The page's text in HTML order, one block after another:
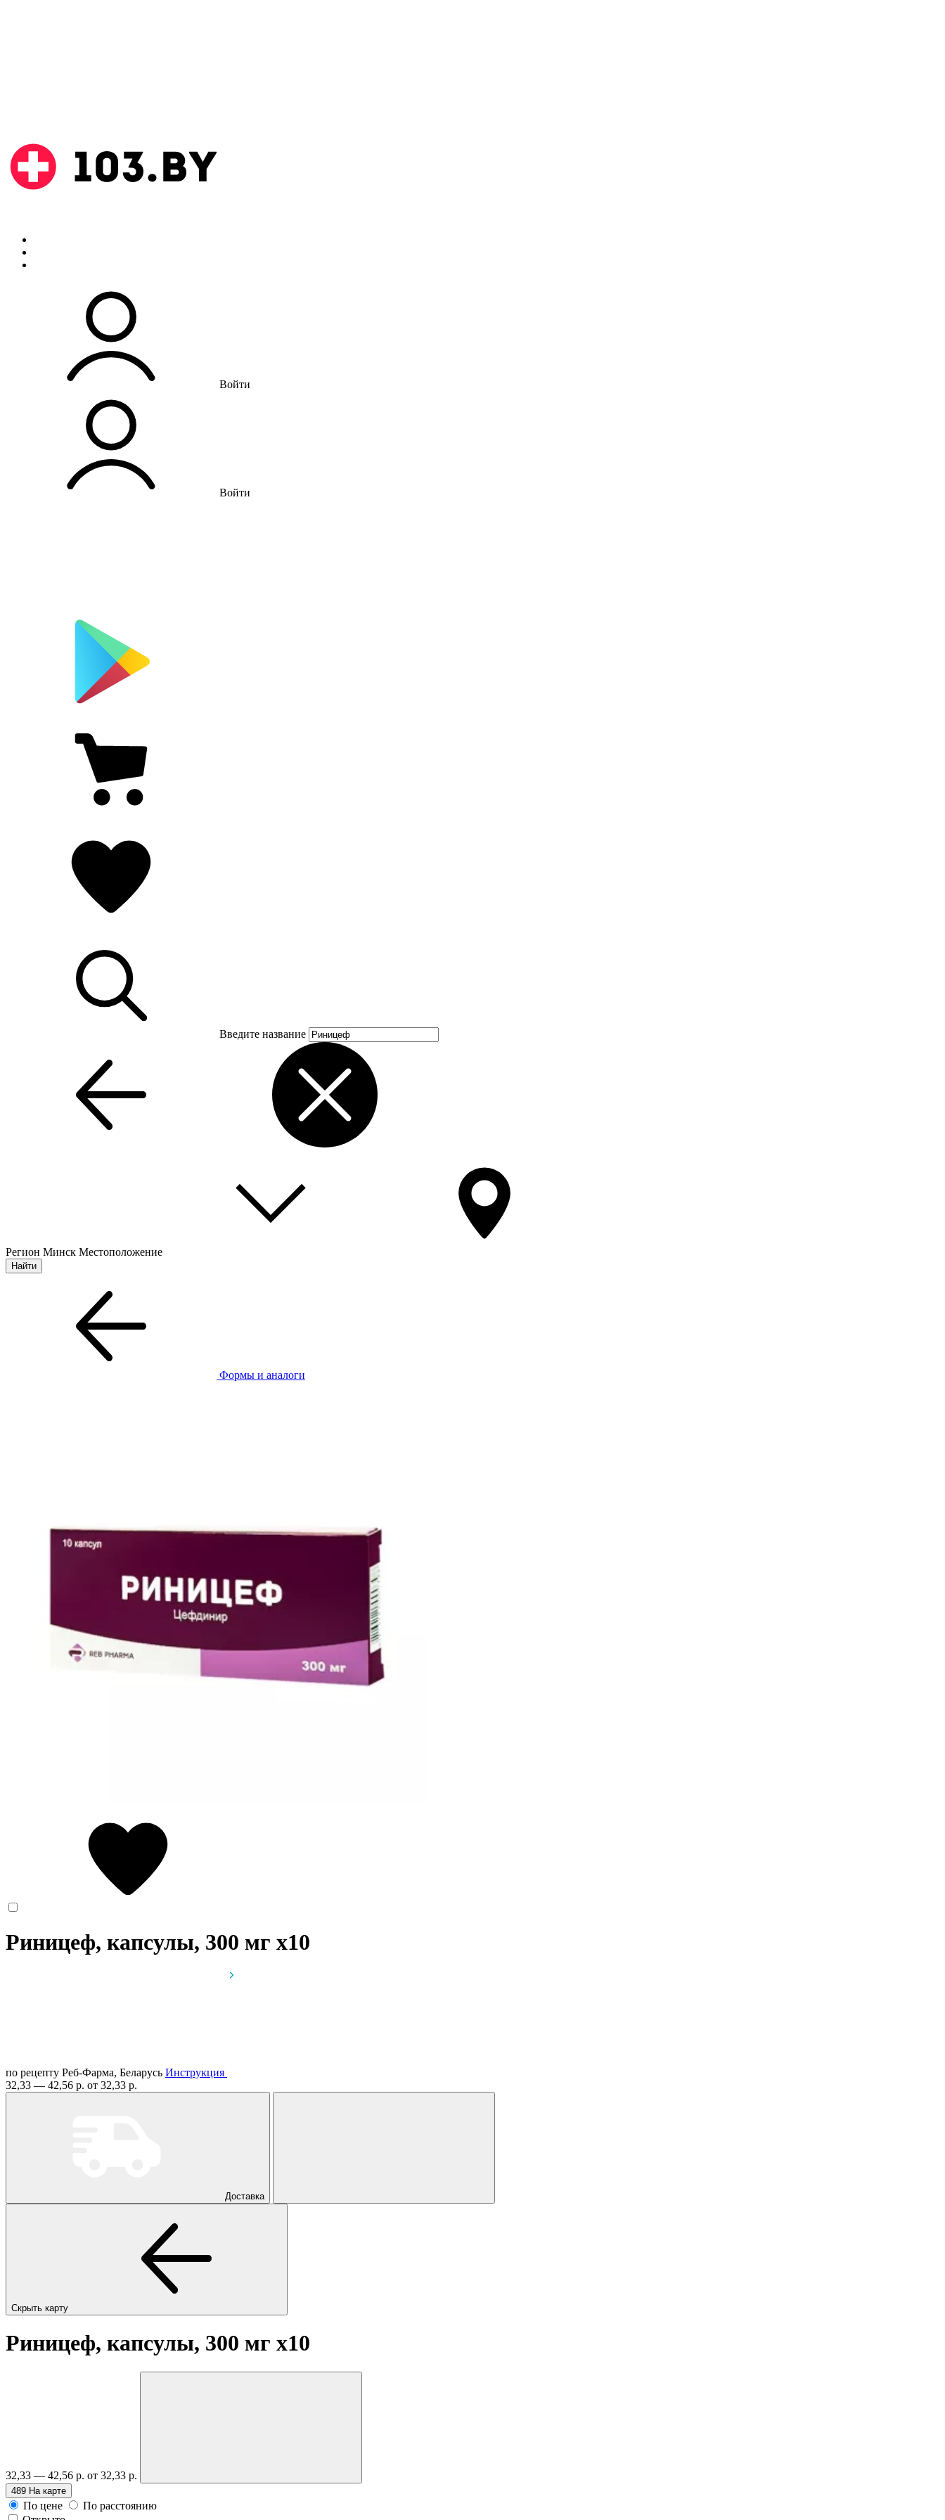
Войти
Войти
Введите название
Регион Минск Местоположение
Формы и аналоги
Риницеф, капсулы, 300 мг x10
по рецепту Реб-Фарма, Беларусь Инструкция
32,33 — 42,56 р. от 32,33 р.
Доставка
Скрыть карту
Риницеф, капсулы, 300 мг x10
32,33 — 42,56 р. от 32,33 р.
489 На карте
По цене
По расстоянию